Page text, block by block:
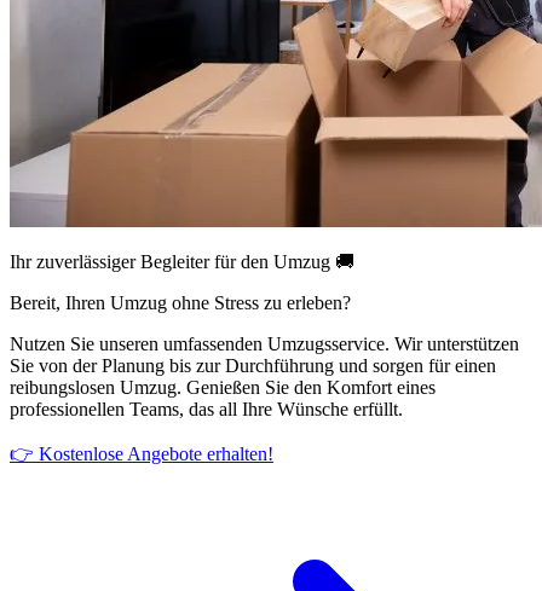
Ihr zuverlässiger Begleiter für den Umzug 🚚
Bereit, Ihren Umzug ohne Stress zu erleben?
Nutzen Sie unseren umfassenden Umzugsservice. Wir unterstützen
Sie von der Planung bis zur Durchführung und sorgen für einen
reibungslosen Umzug. Genießen Sie den Komfort eines
professionellen Teams, das all Ihre Wünsche erfüllt.
👉 Kostenlose Angebote erhalten!